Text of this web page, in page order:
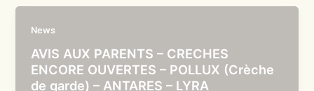
News
AVIS AUX PARENTS – CRECHES
ENCORE OUVERTES – POLLUX (Crèche
de garde) – ANTARES – LYRA